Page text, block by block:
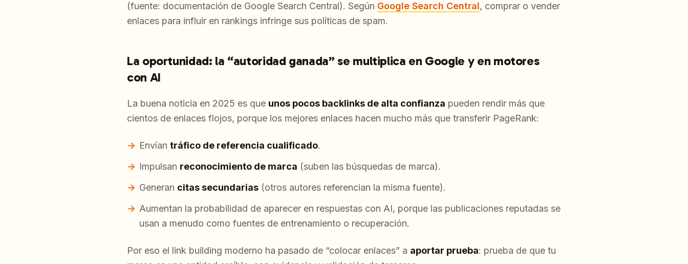
(fuente: documentación de Google Search Central). Según Google Search Central, comprar o vender
enlaces para influir en rankings infringe sus políticas de spam.
La oportunidad: la “autoridad ganada” se multiplica en Google y en motores
con AI
La buena noticia en 2025 es que unos pocos backlinks de alta confianza pueden rendir más que
cientos de enlaces flojos, porque los mejores enlaces hacen mucho más que transferir PageRank:
Envían tráfico de referencia cualificado.
Impulsan reconocimiento de marca (suben las búsquedas de marca).
Generan citas secundarias (otros autores referencian la misma fuente).
Aumentan la probabilidad de aparecer en respuestas con AI, porque las publicaciones reputadas se
usan a menudo como fuentes de entrenamiento o recuperación.
Por eso el link building moderno ha pasado de “colocar enlaces” a aportar prueba: prueba de que tu